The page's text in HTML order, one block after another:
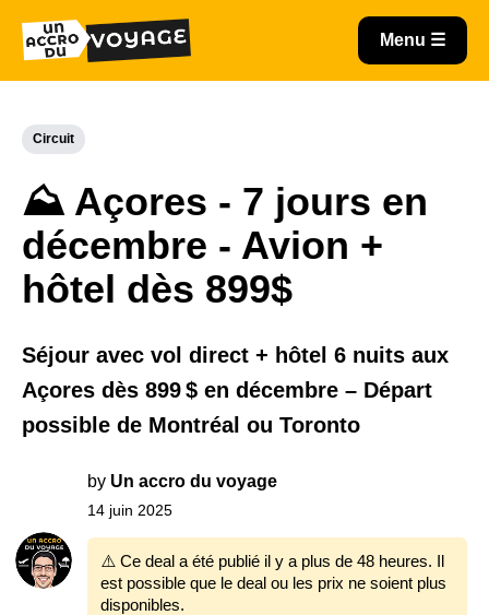
Circuit
⛰️ Açores - 7 jours en
décembre - Avion +
hôtel dès 899$
Séjour avec vol direct + hôtel 6 nuits aux
Açores dès 899 $ en décembre – Départ
possible de Montréal ou Toronto
by Un accro du voyage
14 juin 2025
⚠️ Ce deal a été publié il y a plus de 48 heures. Il
est possible que le deal ou les prix ne soient plus
disponibles.